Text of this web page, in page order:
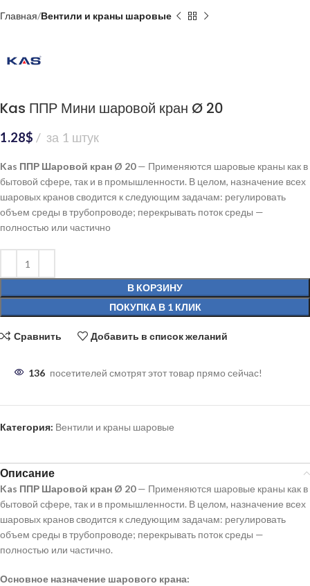
Главная Вентили и краны шаровые
Kas ППР Мини шаровой кран Ø 20
1.28$ за 1 штук
Kas ППР Шаровой кран Ø 20— Применяются шаровые краны как в
бытовой сфере, так и в промышленности. В целом, назначение всех
шаровых кранов сводится к следующим задачам: регулировать
объем среды в трубопроводе; перекрывать поток среды —
полностью или частично
В КОРЗИНУ
ПОКУПКА В 1 КЛИК
Сравнить Добавить в список желаний
136 посетителей смотрят этот товар прямо сейчас!
Категория: Вентили и краны шаровые
Описание
Kas ППР Шаровой кран Ø 20— Применяются шаровые краны как в
бытовой сфере, так и в промышленности. В целом, назначение всех
шаровых кранов сводится к следующим задачам: регулировать
объем среды в трубопроводе; перекрывать поток среды —
полностью или частично.
Основное назначение шарового крана: